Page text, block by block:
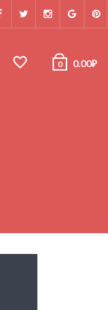
0 0.00₽